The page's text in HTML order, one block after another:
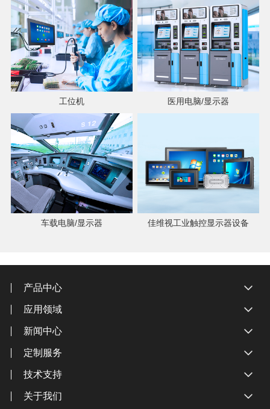
工位机 医用电脑/显示器
车载电脑/显示器 佳维视工业触控显示器设备
产品中心
应用领域
新闻中心
定制服务
技术支持
关于我们